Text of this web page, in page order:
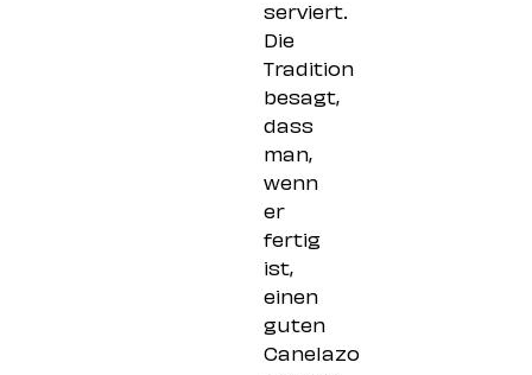
serviert.
Die
Tradition
besagt,
dass
man,
wenn
er
fertig
ist,
einen
guten
Canelazo